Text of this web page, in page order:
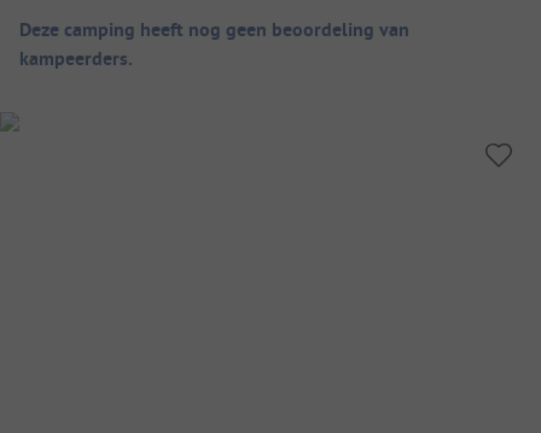
Camping overzicht
Deze camping heeft nog geen beoordeling van
kampeerders.